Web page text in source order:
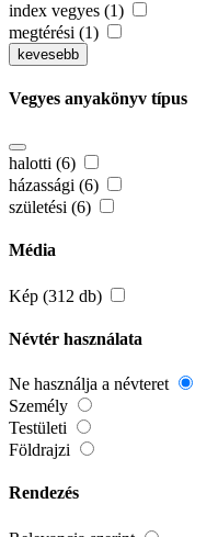
index vegyes (1)
megtérési (1)
kevesebb
Vegyes anyakönyv típus
halotti (6)
házassági (6)
születési (6)
Média
Kép (312 db)
Névtér használata
Ne használja a névteret
Személy
Testületi
Földrajzi
Rendezés